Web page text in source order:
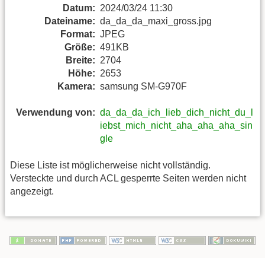
Datum: 2024/03/24 11:30
Dateiname: da_da_da_maxi_gross.jpg
Format: JPEG
Größe: 491KB
Breite: 2704
Höhe: 2653
Kamera: samsung SM-G970F
Verwendung von: da_da_da_ich_lieb_dich_nicht_du_l
iebst_mich_nicht_aha_aha_aha_sin
gle
Diese Liste ist möglicherweise nicht vollständig.
Versteckte und durch ACL gesperrte Seiten werden nicht
angezeigt.